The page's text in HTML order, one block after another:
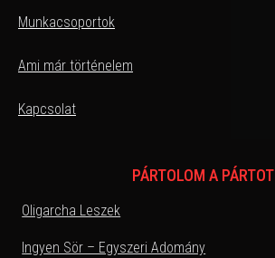
Munkacsoportok
Ami már történelem
Kapcsolat
PÁRTOLOM A PÁRTOT
Oligarcha Leszek
Ingyen Sör – Egyszeri Adomány